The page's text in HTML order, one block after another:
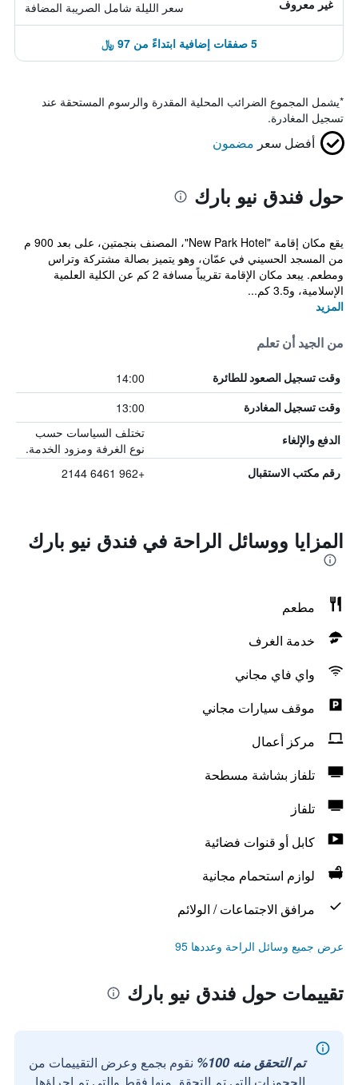
غير معروف
سعر الليلة شامل الصريبة المضافة
5 صفقات إضافية ابتداءً من 97 ﷼
*يشمل المجموع الضرائب المحلية المقدرة والرسوم المستحقة عند
تسجيل المغادرة.
أفضل سعر مضمون
حول فندق نيو بارك
يقع مكان إقامة "New Park Hotel"، المصنف بنجمتين، على بعد 900 م
من المسجد الحسيني في عمّان، وهو يتميز بصالة مشتركة وتراس
ومطعم. يبعد مكان الإقامة تقريباً مسافة 2 كم عن الكلية العلمية
الإسلامية، و3.5 كم...
المزيد
من الجيد أن تعلم
وقت تسجيل الصعود للطائرة 14:00
وقت تسجيل المغادرة 13:00
الدفع والإلغاء
تختلف السياسات حسب
نوع الغرفة ومزود الخدمة.
رقم مكتب الاستقبال +962 6461 2144
المزايا ووسائل الراحة في فندق نيو بارك
مطعم
خدمة الغرف
واي فاي مجاني
موقف سيارات مجاني
مركز أعمال
تلفاز بشاشة مسطحة
تلفاز
كابل أو قنوات فضائية
لوازم استحمام مجانية
مرافق الاجتماعات / الولائم
عرض جميع وسائل الراحة وعددها 95
تقييمات حول فندق نيو بارك
تم التحقق منه 100%
نقوم بجمع وعرض التقييمات من